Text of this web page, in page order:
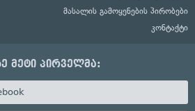
მასალის გამოყენების პირობები
კონტაქტი
მეტი პირველმა: